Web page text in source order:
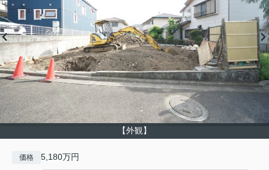
【外観】
価格 5,180万円